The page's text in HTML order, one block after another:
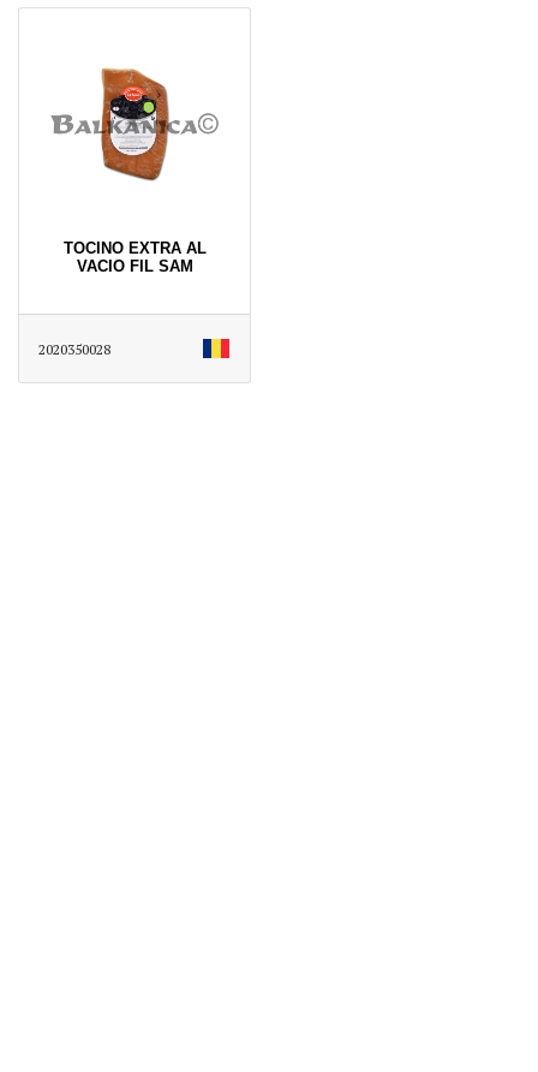
TOCINO EXTRA AL
VACIO FIL SAM
2020350028